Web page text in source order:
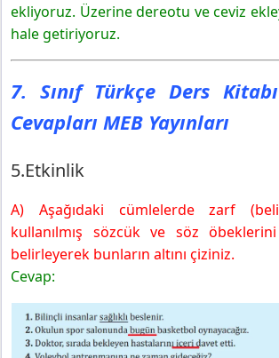
ekliyoruz. Üzerine dereotu ve ceviz
hale getiriyoruz.
7. Sınıf Türkçe Ders
Cevapları MEB Yayınları
5.Etkinlik
A) Aşağıdaki cümlelerde zarf
kullanılmış sözcük ve söz
belirleyerek bunların altını çiziniz.
Cevap: